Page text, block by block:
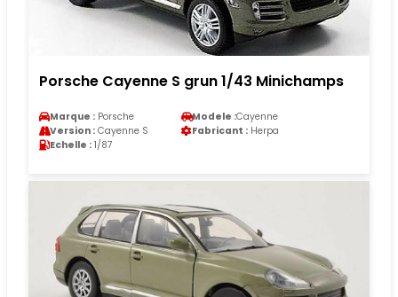
Porsche Cayenne S grun 1/43 Minichamps
Marque : Porsche Modele :Cayenne
Version : Cayenne S Fabricant : Herpa
Echelle : 1/87